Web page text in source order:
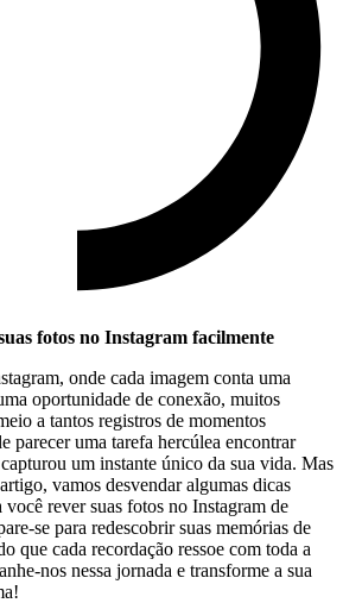
fotos no Instagram facilmente
onde cada ‍imagem conta uma
oportunidade de conexão, muitos
⁤a tantos registros de momentos
parecer uma​ tarefa hercúlea encontrar
⁤um instante único da ‍sua vida. Mas
‍vamos desvendar algumas dicas
você rever suas⁤ fotos no Instagram ⁢de
se ​para redescobrir suas⁤ memórias de​
⁣que ⁤cada recordação ressoe com⁤ toda a
nos nessa⁣ jornada⁣ e transforme⁢ a sua